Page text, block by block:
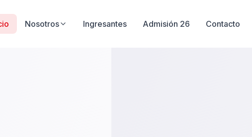
Nosotros Ingresantes Admisión 26 Contacto